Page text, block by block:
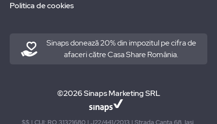
Politica de cookies
Sinaps donează 20% din impozitul pe cifra de
afaceri către Casa Share România.
©2026 Sinaps Marketing SRL
$$ | CUI: RO 31321680 | J22/441/2013 | Strada Canta 68, Iasi,